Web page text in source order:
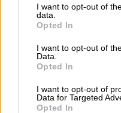
to Google and its third-
purposes in below Google
I want to opt-out of
data.
Opted In
I want to opt-out of
Data.
Opted In
I want to opt-out of
Data for Targeted
Opted In
Ελαστικά Αυτοκινήτων
Πολιτικοί Μηχανικοί
Πλαστικοί Χειρουργοί
Φωτογραφεία Καρδίτσα
Ξυλουργικές Εργασίες